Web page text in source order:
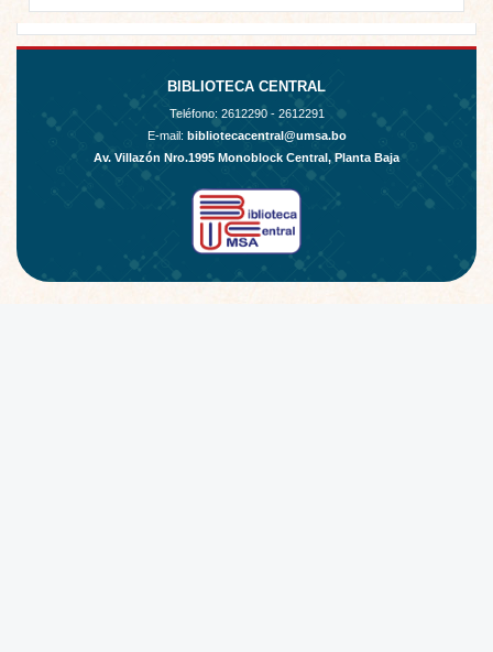
BIBLIOTECA CENTRAL
Teléfono: 2612290 - 2612291
E-mail: bibliotecacentral@umsa.bo
Av. Villazón Nro.1995 Monoblock Central, Planta Baja